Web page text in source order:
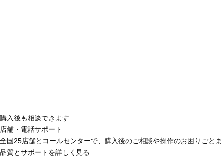
購入後も相談できます
店舗・電話サポート
全国25店舗とコールセンターで、購入後のご相談や操作のお困りごと
品質とサポートを詳しく見る